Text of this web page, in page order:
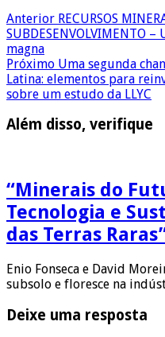
Anterior RECURSOS
SUBDESENVOLVIMENTO
magna
Próximo Uma segunda
Latina: elementos para
sobre um estudo da LLYC
Além disso, verifique
“Minerais do
Tecnologia e
das Terras
Enio Fonseca e David
subsolo e floresce na
Deixe uma resposta